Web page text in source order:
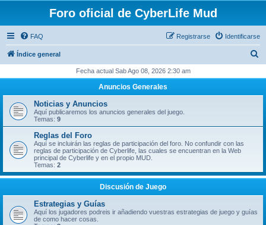
Foro oficial de CyberLife Mud
FAQ Identificarse
Registrarse
Índice general
c
r
Fecha actual Sab Ago 08, 2026 2:30 am
Anuncios Generales
Noticias y Anuncios
Aquí publicaremos los anuncios generales del juego.
Temas: 9
Reglas del Foro
Aquí se incluirán las reglas de participación del foro. No confundir con las
reglas de participación de Cyberlife, las cuales se encuentran en la Web
principal de Cyberlife y en el propio MUD.
Temas: 2
Discusión de Juego
Estrategias y Guías
Aquí los jugadores podreis ir añadiendo vuestras estrategias de juego y guías
de como hacer cosas.